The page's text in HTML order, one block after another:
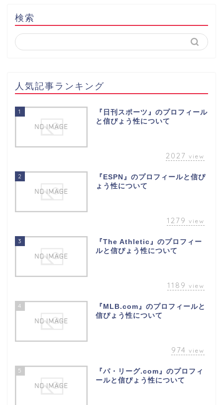
検索
人気記事ランキング
1
『日刊スポーツ』のプロフィール
と信ぴょう性について
2027 view
2
『ESPN』のプロフィールと信ぴ
ょう性について
1279 view
3
『The Athletic』のプロフィー
ルと信ぴょう性について
1189 view
4
『MLB.com』のプロフィールと
信ぴょう性について
974 view
5
『パ・リーグ.com』のプロフィ
ールと信ぴょう性について